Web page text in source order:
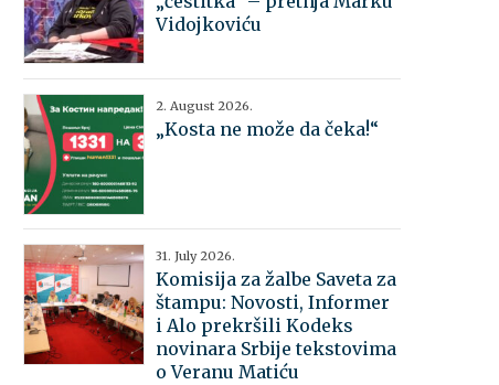
Vidojkoviću
2. August 2026.
„Kosta ne može da čeka!“
31. July 2026.
Komisija za žalbe Saveta za
štampu: Novosti, Informer
i Alo prekršili Kodeks
novinara Srbije tekstovima
o Veranu Matiću